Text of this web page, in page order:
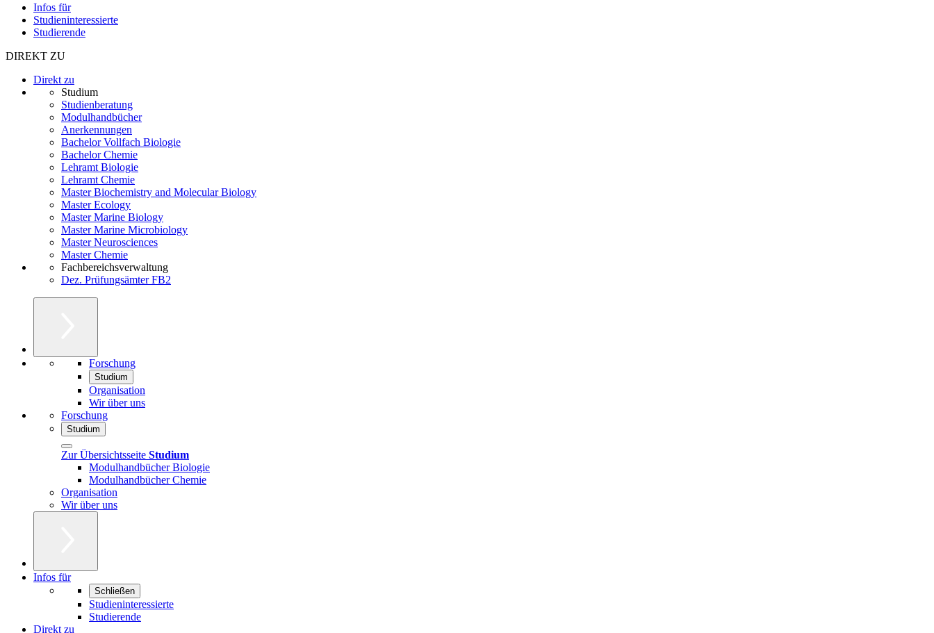
Infos für
Studieninteressierte
Studierende
DIREKT ZU
Direkt zu
Studium
Studienberatung
Modulhandbücher
Anerkennungen
Bachelor Vollfach Biologie
Bachelor Chemie
Lehramt Biologie
Lehramt Chemie
Master Biochemistry and Molecular Biology
Master Ecology
Master Marine Biology
Master Marine Microbiology
Master Neurosciences
Master Chemie
Fachbereichsverwaltung
Dez. Prüfungsämter FB2
Forschung
Studium
Organisation
Wir über uns
Forschung
Studium
Zur Übersichtsseite Studium
Modulhandbücher Biologie
Modulhandbücher Chemie
Organisation
Wir über uns
Infos für
Schließen
Studieninteressierte
Studierende
Direkt zu